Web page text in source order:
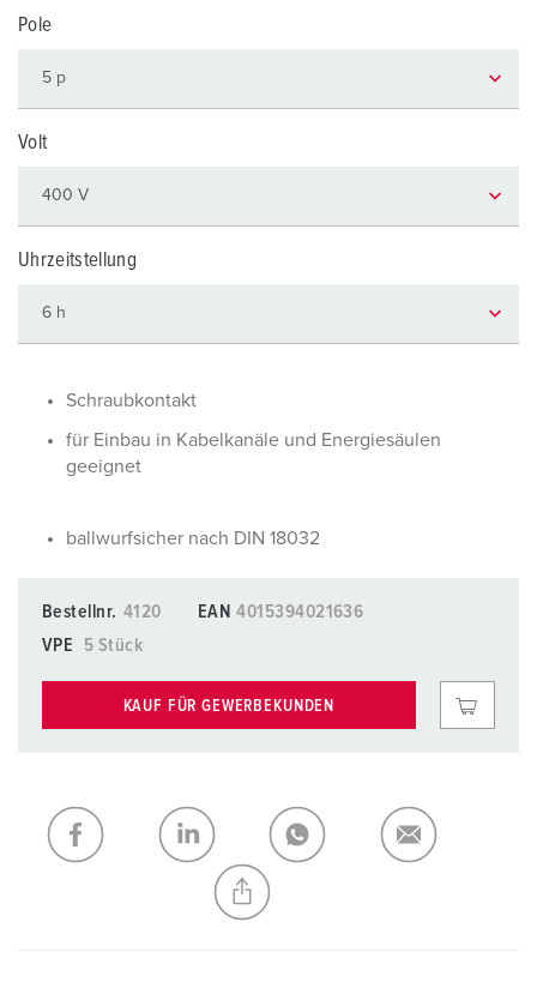
Pole
Volt
Uhrzeitstellung
Schraubkontakt
für Einbau in Kabelkanäle und Energiesäulen
geeignet
ballwurfsicher nach DIN 18032
Bestellnr. 4120 EAN 4015394021636
VPE
5 Stück
KAUF FÜR GEWERBEKUNDEN